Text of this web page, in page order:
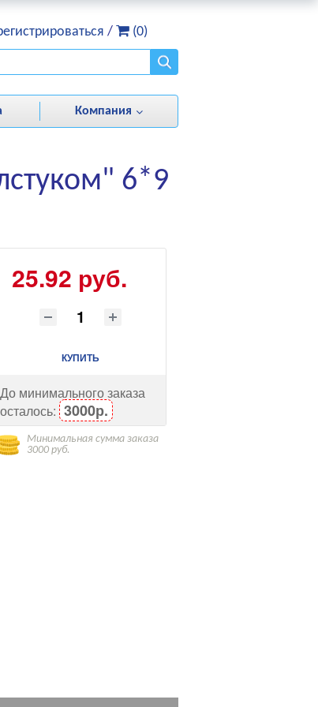
/ (0)
Компания
6*9
25.92 руб.
КУПИТЬ
До минимального заказа
осталось: 3000р.
Минимальная сумма заказа
3000 руб.